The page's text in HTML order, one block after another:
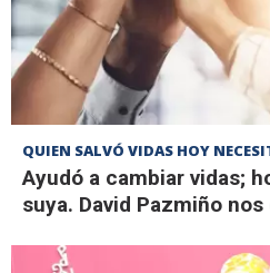
QUIEN SALVÓ VIDAS HOY
Ayudó a cambiar vidas;
suya. David Pazmiño